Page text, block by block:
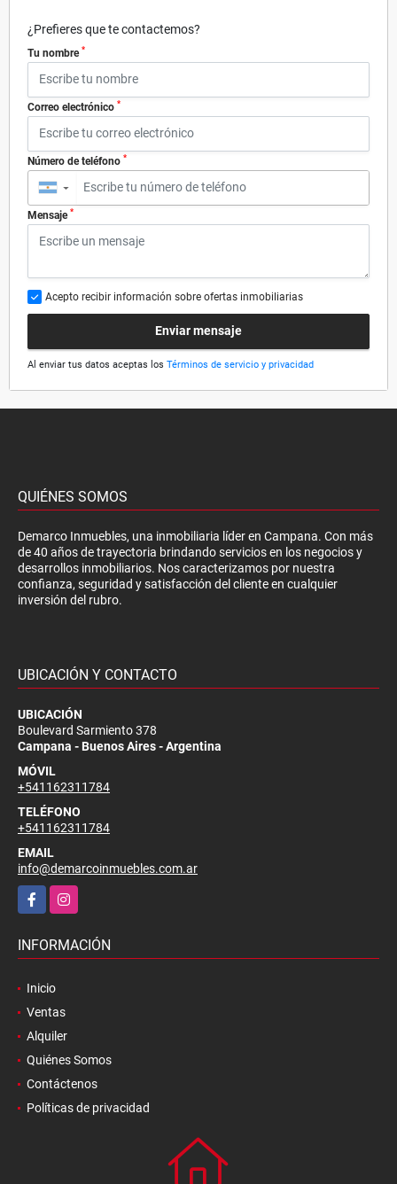
¿Prefieres que te contactemos?
Tu nombre *
Correo electrónico *
Número de teléfono *
▼
Mensaje *
Acepto recibir información sobre ofertas inmobiliarias
Enviar mensaje
Al enviar tus datos aceptas los Términos de servicio y privacidad
QUIÉNES SOMOS
Demarco Inmuebles, una inmobiliaria líder en Campana. Con más
de 40 años de trayectoria brindando servicios en los negocios y
desarrollos inmobiliarios. Nos caracterizamos por nuestra
confianza, seguridad y satisfacción del cliente en cualquier
inversión del rubro.
UBICACIÓN Y CONTACTO
UBICACIÓN
Boulevard Sarmiento 378
Campana - Buenos Aires - Argentina
MÓVIL
+541162311784
TELÉFONO
+541162311784
EMAIL
info@demarcoinmuebles.com.ar
FacebookInstagram
INFORMACIÓN
Inicio
Ventas
Alquiler
Quiénes Somos
Contáctenos
Políticas de privacidad